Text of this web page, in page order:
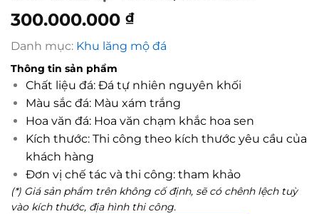
300.000.000 ₫
Danh mục: Khu lăng mộ đá
Thông tin sản phẩm
Chất liệu đá: Đá tự nhiên nguyên khối
Màu sắc đá: Màu xám trắng
Hoa văn đá: Hoa văn chạm khắc hoa sen
Kích thước: Thi công theo kích thước yêu cầu của
khách hàng
Đơn vị chế tác và thi công: tham khảo
(*) Giá sản phẩm trên không cố định, sẽ có chênh lệch tuỳ
vào kích thước, địa hình thi công.